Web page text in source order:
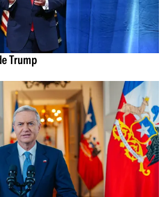
Trump